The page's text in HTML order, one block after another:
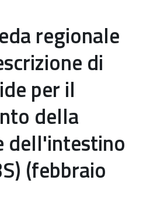
regionale
di
per il
della
dell'intestino
(febbraio